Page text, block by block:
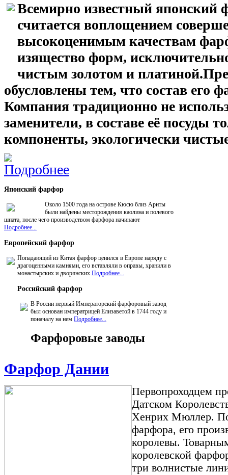
Всемирно известный японский
считается воплощением
высокоценимым качествам
изящество форм,
чистым золотом и
обусловлены тем, что состав его
Компания традиционно не
заменители, в составе её посуды
компоненты, экологически
Японский фарфор
Около 1500 года на острове Кюсю близ Ариты
были найдены месторождения каолина и полевого
шпата, после чего производством фарфора начинают
Подробнее...
Европейский фарфор
Попадающий из Китая фарфор ценился в Европе наряду с
драгоценными камнями, его вставляли в оправы, хранили в
монастырских и дворянских Подробнее...
Российский фарфор
В России первый Императорский фарфоровый завод
был основан императрицей Елизаветой в 1744 году и
поначалу на нем Подробнее...
Фарфоровые заводы
Фарфор Дании
Первопроходцем
Датском
Хенрих Мюллер.
фарфора, его
королевы.
королевской
три волнистые